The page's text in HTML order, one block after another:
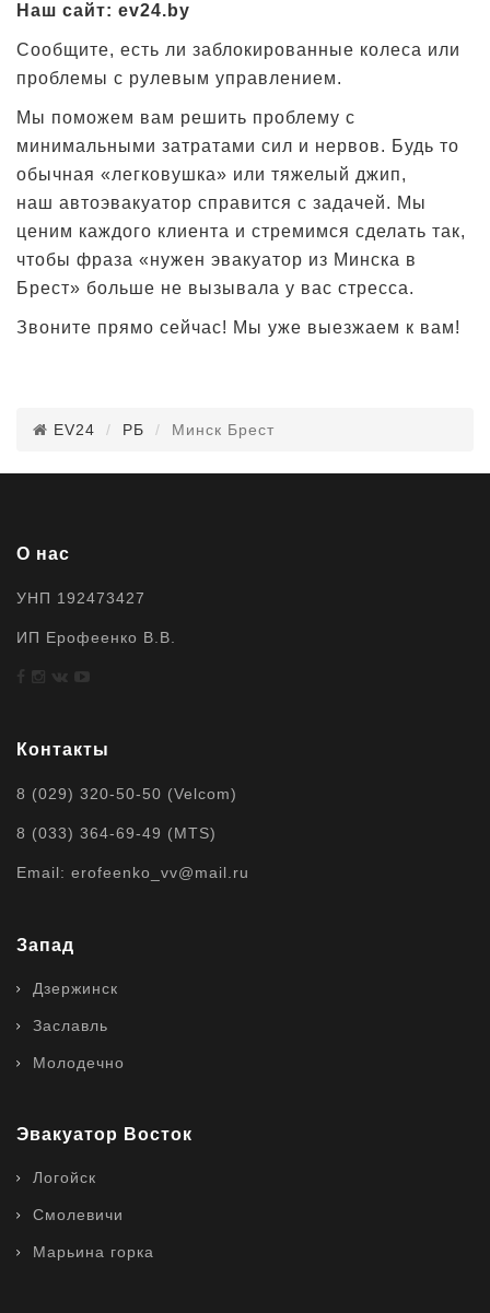
Наш сайт: ev24.by
Сообщите, есть ли заблокированные колеса или
проблемы с рулевым управлением.
Мы поможем вам решить проблему с
минимальными затратами сил и нервов. Будь то
обычная «легковушка» или тяжелый джип,
наш автоэвакуатор справится с задачей. Мы
ценим каждого клиента и стремимся сделать так,
чтобы фраза «нужен эвакуатор из Минска в
Брест» больше не вызывала у вас стресса.
Звоните прямо сейчас! Мы уже выезжаем к вам!
EV24 РБ Минск Брест
О нас
УНП 192473427
ИП Ерофеенко В.В.
Контакты
8 (029) 320-50-50 (Velcom)
8 (033) 364-69-49 (MTS)
Email: erofeenko_vv@mail.ru
Запад
Дзержинск
Заславль
Молодечно
Эвакуатор Восток
Логойск
Смолевичи
Марьина горка